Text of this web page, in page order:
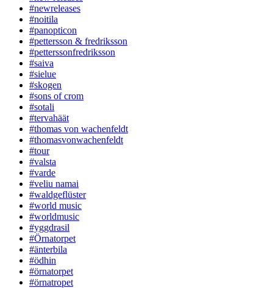
#newreleases
#noitila
#panopticon
#pettersson & fredriksson
#petterssonfredriksson
#saiva
#sielue
#skogen
#sons of crom
#sotali
#tervahäät
#thomas von wachenfeldt
#thomasvonwachenfeldt
#tour
#valsta
#varde
#veliu namai
#waldgeflüster
#world music
#worldmusic
#yggdrasil
#Örnatorpet
#änterbila
#ödhin
#örnatorpet
#örnatropet